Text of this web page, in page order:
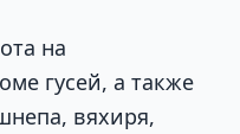
на
гусей, а также
вяхиря,